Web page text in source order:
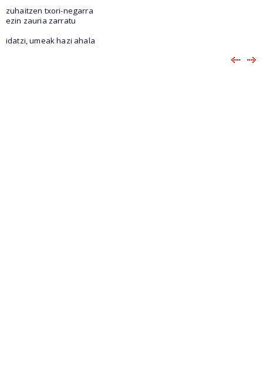
zuhaitzen txori-negarra
ezin zauria zarratu
idatzi, umeak hazi ahala